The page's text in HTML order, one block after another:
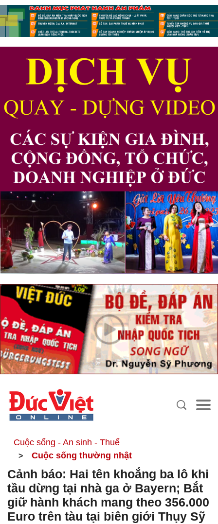
Cuộc sống - An sinh - Thuế
Cuộc sống thường nhật
Cảnh báo: Hai tên khoắng ba lô khi
tầu dừng tại nhà ga ở Bayern; Bắt
giữ hành khách mang theo 356.000
Euro trên tàu tại biên giới Thụy Sỹ